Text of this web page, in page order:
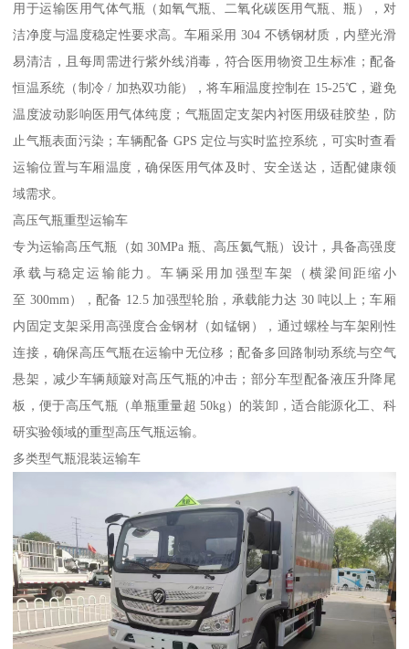
用于运输医用气体气瓶（如氧气瓶、二氧化碳医用气瓶、瓶），对
洁净度与温度稳定性要求高。车厢采用 304 不锈钢材质，内壁光滑
易清洁，且每周需进行紫外线消毒，符合医用物资卫生标准；配备
恒温系统（制冷 / 加热双功能），将车厢温度控制在 15-25℃，避免
温度波动影响医用气体纯度；气瓶固定支架内衬医用级硅胶垫，防
止气瓶表面污染；车辆配备 GPS 定位与实时监控系统，可实时查看
运输位置与车厢温度，确保医用气体及时、安全送达，适配健康领
域需求。​
高压气瓶重型运输车​
专为运输高压气瓶（如 30MPa 瓶、高压氦气瓶）设计，具备高强度
承载与稳定运输能力。车辆采用加强型车架（横梁间距缩小
至 300mm），配备 12.5 加强型轮胎，承载能力达 30 吨以上；车厢
内固定支架采用高强度合金钢材（如锰钢），通过螺栓与车架刚性
连接，确保高压气瓶在运输中无位移；配备多回路制动系统与空气
悬架，减少车辆颠簸对高压气瓶的冲击；部分车型配备液压升降尾
板，便于高压气瓶（单瓶重量超 50kg）的装卸，适合能源化工、科
研实验领域的重型高压气瓶运输。​
多类型气瓶混装运输车​